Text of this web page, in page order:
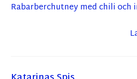
Rabarberchutney med chili och